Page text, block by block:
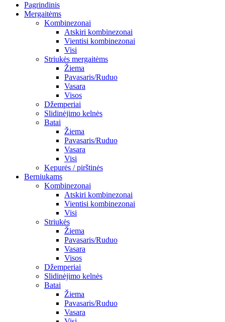
Pagrindinis
Mergaitėms
Kombinezonai
Atskiri kombinezonai
Vientisi kombinezonai
Visi
Striukės mergaitėms
Žiema
Pavasaris/Ruduo
Vasara
Visos
Džemperiai
Slidinėjimo kelnės
Batai
Žiema
Pavasaris/Ruduo
Vasara
Visi
Kepurės / pirštinės
Berniukams
Kombinezonai
Atskiri kombinezonai
Vientisi kombinezonai
Visi
Striukės
Žiema
Pavasaris/Ruduo
Vasara
Visos
Džemperiai
Slidinėjimo kelnės
Batai
Žiema
Pavasaris/Ruduo
Vasara